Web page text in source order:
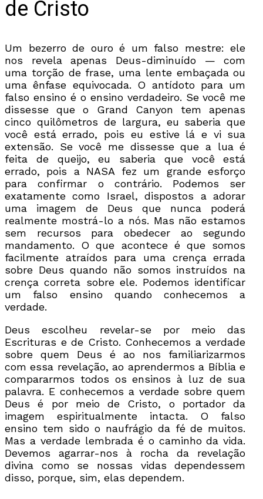
de Cristo
Um bezerro de ouro é um falso mestre: ele
nos revela apenas Deus-diminuído — com
uma torção de frase, uma lente embaçada ou
uma ênfase equivocada. O antídoto para um
falso ensino é o ensino verdadeiro. Se você me
dissesse que o Grand Canyon tem apenas
cinco quilômetros de largura, eu saberia que
você está errado, pois eu estive lá e vi sua
extensão. Se você me dissesse que a lua é
feita de queijo, eu saberia que você está
errado, pois a NASA fez um grande esforço
para confirmar o contrário. Podemos ser
exatamente como Israel, dispostos a adorar
uma imagem de Deus que nunca poderá
realmente mostrá-lo a nós. Mas não estamos
sem recursos para obedecer ao segundo
mandamento. O que acontece é que somos
facilmente atraídos para uma crença errada
sobre Deus quando não somos instruídos na
crença correta sobre ele. Podemos identificar
um falso ensino quando conhecemos a
verdade.
Deus escolheu revelar-se por meio das
Escrituras e de Cristo. Conhecemos a verdade
sobre quem Deus é ao nos familiarizarmos
com essa revelação, ao aprendermos a Bíblia e
compararmos todos os ensinos à luz de sua
palavra. E conhecemos a verdade sobre quem
Deus é por meio de Cristo, o portador da
imagem espiritualmente intacta. O falso
ensino tem sido o naufrágio da fé de muitos.
Mas a verdade lembrada é o caminho da vida.
Devemos agarrar-nos à rocha da revelação
divina como se nossas vidas dependessem
disso, porque, sim, elas dependem.